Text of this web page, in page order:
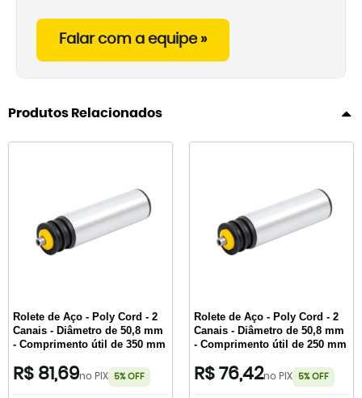
Falar com a equipe »
Produtos Relacionados
Rolete de Aço - Poly Cord - 2
Canais - Diâmetro de 50,8 mm
- Comprimento útil de 350 mm
R$ 81,69no PIX 5% OFF
Rolete de Aço - Poly Cord - 2
Canais - Diâmetro de 50,8 mm
- Comprimento útil de 250 mm
R$ 76,42no PIX 5% OFF